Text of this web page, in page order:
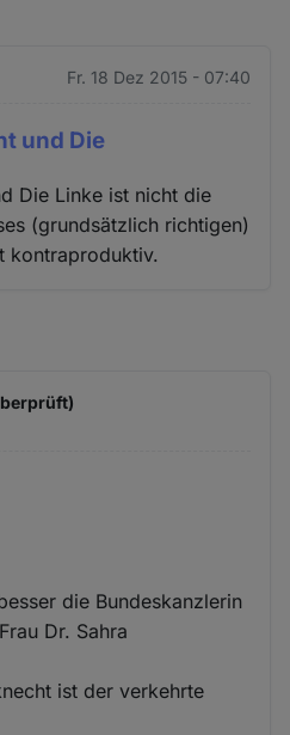
Fr. 18 Dez 2015 - 07:40
und Die
Die Linke ist nicht die
(grundsätzlich richtigen)
kontraproduktiv.
die Bundeskanzlerin
Dr. Sahra
ist der verkehrte